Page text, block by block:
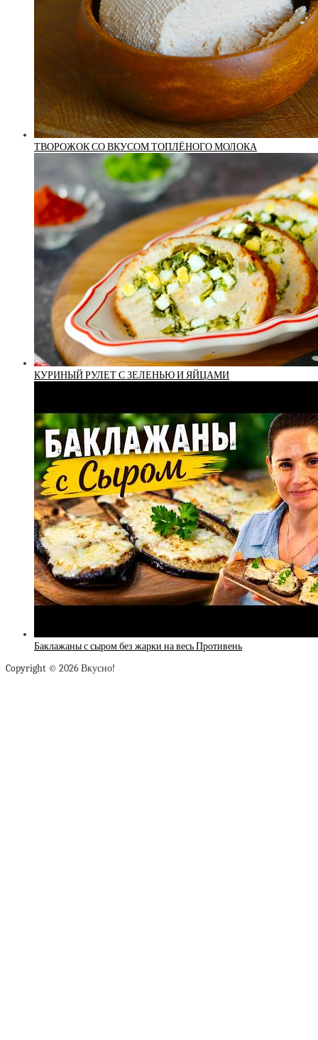
ТВОРОЖОК СО ВКУСОМ ТОПЛЁНОГО МОЛОКА
КУРИНЫЙ РУЛЕТ С ЗЕЛЕНЬЮ И ЯЙЦАМИ
Баклажаны с сыром без жарки на весь Противень
Copyright © 2026 Вкусно!